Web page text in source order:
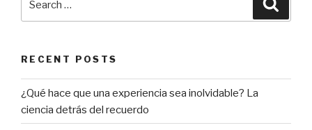
tu
lugar
de
destino?”
RECENT POSTS
¿Qué hace que una experiencia sea inolvidable? La
ciencia detrás del recuerdo